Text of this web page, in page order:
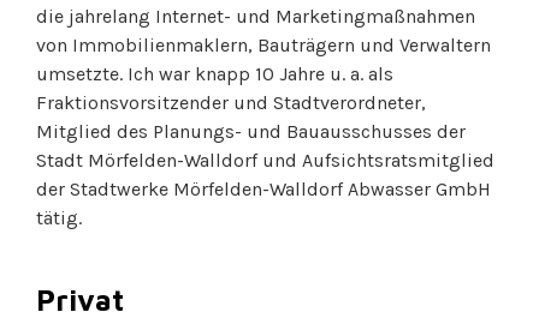
die jahrelang Internet- und Marketingmaßnahmen
von Immobilienmaklern, Bauträgern und Verwaltern
umsetzte. Ich war knapp 10 Jahre u. a. als
Fraktionsvorsitzender und Stadtverordneter,
Mitglied des Planungs- und Bauausschusses der
Stadt Mörfelden-Walldorf und Aufsichtsratsmitglied
der Stadtwerke Mörfelden-Walldorf Abwasser GmbH
tätig.
Privat